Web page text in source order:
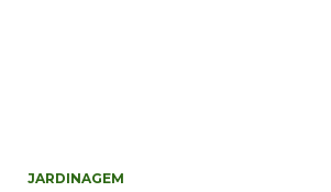
JARDINAGEM